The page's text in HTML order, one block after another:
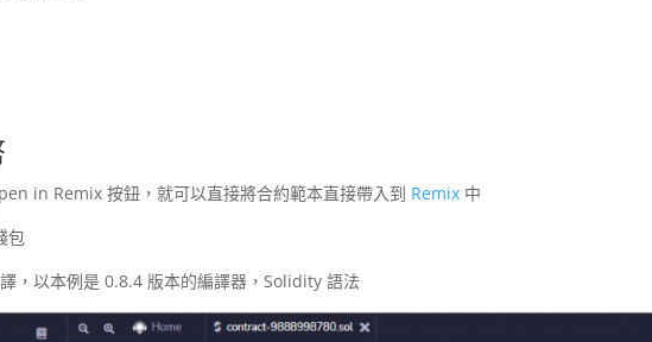
in Remix 按鈕，就可以直接將合約範本直接帶入到 Remix 中
包
，以本例是 0.8.4 版本的編譯器，Solidity 語法